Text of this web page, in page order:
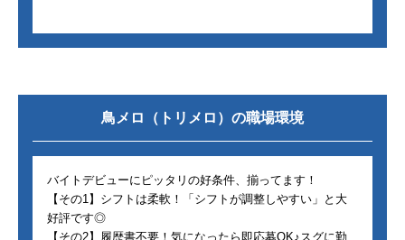
鳥メロ（トリメロ） の職場環境
バイトデビューにピッタリの好条件、揃ってます！
【その1】シフトは柔軟！「シフトが調整しやすい」と大
好評です◎
【その2】履歴書不要！気になったら即応募OK♪スグに勤